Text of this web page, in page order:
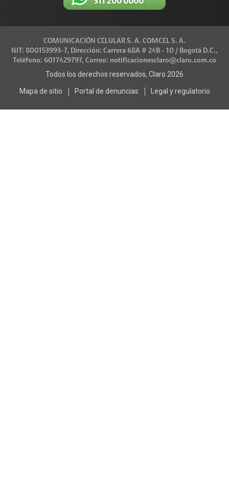
COMUNICACIÓN CELULAR S. A. COMCEL S. A.
NIT: 800153993-7, Dirección: Carrera 68A # 24B - 10 / Bogotá D.C.,
Teléfono: 6017429797, Correo: notificacionesclaro@claro.com.co
Todos los derechos reservados, Claro 2026
Mapa de sitio Portal de denuncias Legal y regulatorio